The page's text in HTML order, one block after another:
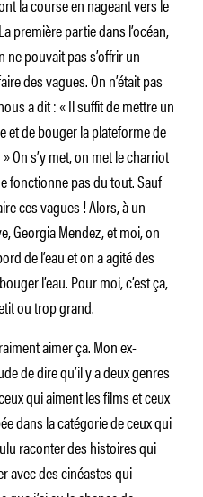
la course en nageant vers le
première partie dans l’océan,
ne pouvait pas s’offrir un
des vagues. On n’était pas
a dit : « Il suffit de mettre un
et de bouger la plateforme de
On s’y met, on met le charriot
fonctionne pas du tout. Sauf
ces vagues ! Alors, à un
Georgia Mendez, et moi, on
de l’eau et on a agité des
l’eau. Pour moi, c’est ça,
ou trop grand.
aimer ça. Mon ex-
de dire qu’il y a deux genres
qui aiment les films et ceux
dans la catégorie de ceux qui
raconter des histoires qui
avec des cinéastes qui